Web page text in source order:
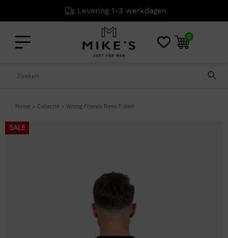
Levering 1-3 werkdagen
0
Home > Collectie > Wrong Friends Reno T-Shirt
SALE